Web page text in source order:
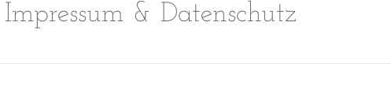
Impressum & Datenschutz